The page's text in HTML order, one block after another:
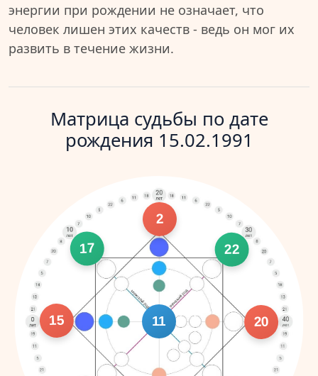
энергии при рождении не означает, что
человек лишен этих качеств - ведь он мог их
развить в течение жизни.
Матрица судьбы по дате
рождения 15.02.1991
15
2
20
17 22
11